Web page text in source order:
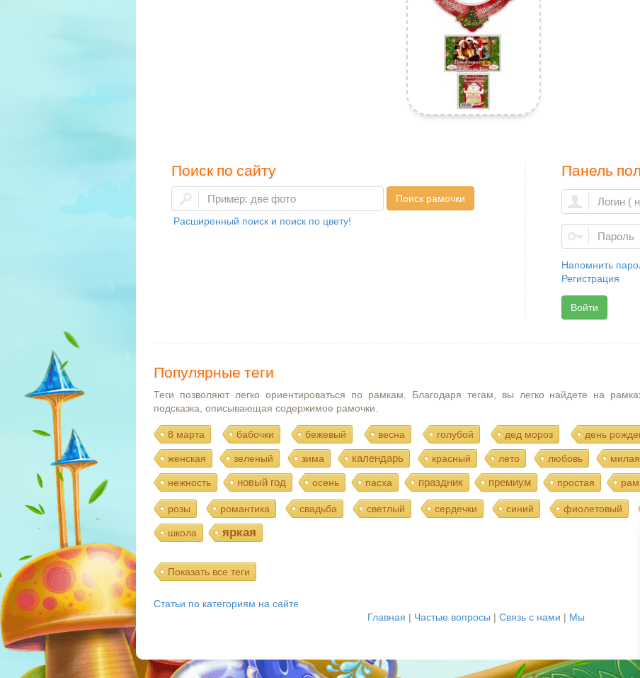
Поиск по сайту
Поиск рамочки
Расширенный поиск и поиск по цвету!
Панель
Напомнить
Регистрация
Войти
Популярные теги
Теги позволяют легко ориентироваться по рамкам. Благодаря тегам, вы легко найдете на
подсказка, описывающая содержимое рамочки.
8 марта бабочки бежевый весна голубой дед мороз день
женская зеленый зима календарь красный лето любовь милая
нежность новый год осень пасха праздник премиум простая
розы романтика свадьба светлый сердечки синий фиолетовый
школа яркая
Показать все теги
Статьи по категориям на сайте
Главная | Частые вопросы | Связь с нами | Мы